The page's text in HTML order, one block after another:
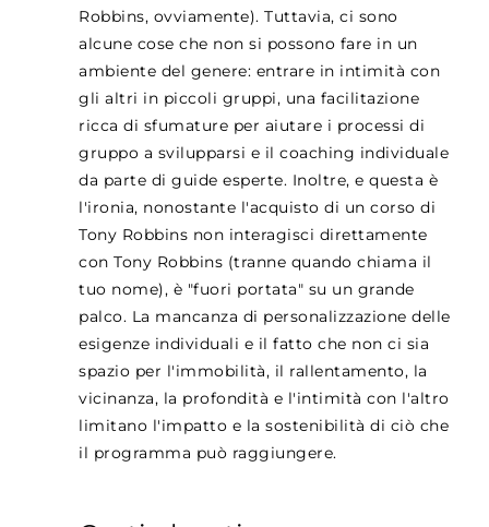
Robbins, ovviamente). Tuttavia, ci sono
alcune cose che non si possono fare in un
ambiente del genere: entrare in intimità con
gli altri in piccoli gruppi, una facilitazione
ricca di sfumature per aiutare i processi di
gruppo a svilupparsi e il coaching individuale
da parte di guide esperte. Inoltre, e questa è
l'ironia, nonostante l'acquisto di un corso di
Tony Robbins non interagisci direttamente
con Tony Robbins (tranne quando chiama il
tuo nome), è "fuori portata" su un grande
palco. La mancanza di personalizzazione delle
esigenze individuali e il fatto che non ci sia
spazio per l'immobilità, il rallentamento, la
vicinanza, la profondità e l'intimità con l'altro
limitano l'impatto e la sostenibilità di ciò che
il programma può raggiungere.